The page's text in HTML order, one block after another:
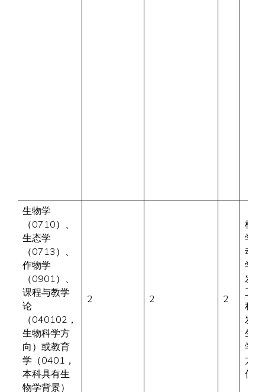
生物学
（0710）、
生态学
（0713）、
作物学
（0901）、
课程与教学
论
（040102，
生物科学方
向）或教育
学（0401，
本科具有生
物学背景）
2 2 2
植物
学、
动物
学、
发酵
工
程、
发育
生物
学等
方向
优先